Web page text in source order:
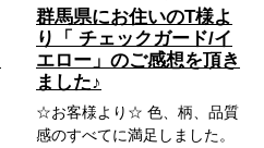
群馬県にお住いのT様よ
り「 チェックガード/イ
エロー」のご感想を頂き
ました♪
☆お客様より☆ 色、柄、品質
感のすべてに満足しました。